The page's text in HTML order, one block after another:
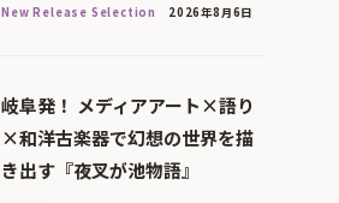
New Release Selection 2026年8月6日
岐阜発！ メディアアート×語り
×和洋古楽器で幻想の世界を描
き出す『夜叉が池物語』